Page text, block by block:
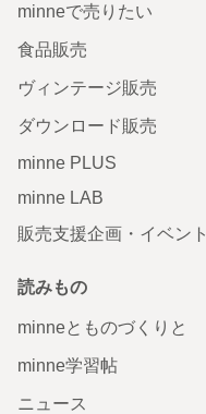
minneで売りたい
食品販売
ヴィンテージ販売
ダウンロード販売
minne PLUS
minne LAB
販売支援企画・イベント
読みもの
minneとものづくりと
minne学習帖
ニュース